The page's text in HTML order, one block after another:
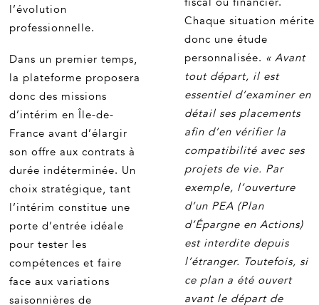
l’évolution
professionnelle.
Dans un premier temps,
la plateforme proposera
donc des missions
d’intérim en Île-de-
France avant d’élargir
son offre aux contrats à
durée indéterminée. Un
choix stratégique, tant
l’intérim constitue une
porte d’entrée idéale
pour tester les
compétences et faire
face aux variations
saisonnières de
Chaque situation mérite
donc une étude
personnalisée. « Avant
tout départ, il est
essentiel d’examiner en
détail ses placements
afin d’en vérifier la
compatibilité avec ses
projets de vie. Par
exemple, l’ouverture
d’un PEA (Plan
d’Épargne en Actions)
est interdite depuis
l’étranger. Toutefois, si
ce plan a été ouvert
avant le départ de